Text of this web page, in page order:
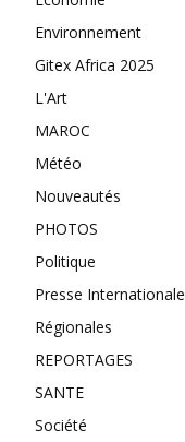
Environnement
Gitex Africa 2025
L'Art
MAROC
Météo
Nouveautés
PHOTOS
Politique
Presse Internationale
Régionales
REPORTAGES
SANTE
Société